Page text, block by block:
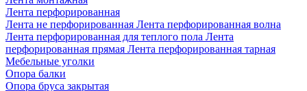
Лента перфорированная
Лента не перфорированная Лента перфорированная волна
Лента перфорированная для теплого пола Лента
перфорированная прямая Лента перфорированная тарная
Мебельные уголки
Опора балки
Опора бруса закрытая